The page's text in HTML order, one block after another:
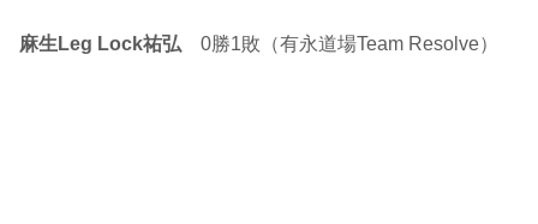
麻生Leg Lock祐弘 0勝1敗（有永道場Team Resolve）